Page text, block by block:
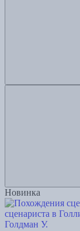
Новинка
сценариста в
Голдман У.